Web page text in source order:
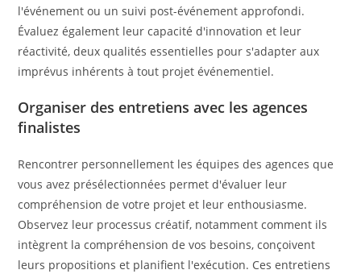
l'événement ou un suivi post-événement approfondi.
Évaluez également leur capacité d'innovation et leur
réactivité, deux qualités essentielles pour s'adapter aux
imprévus inhérents à tout projet événementiel.
Organiser des entretiens avec les agences
finalistes
Rencontrer personnellement les équipes des agences que
vous avez présélectionnées permet d'évaluer leur
compréhension de votre projet et leur enthousiasme.
Observez leur processus créatif, notamment comment ils
intègrent la compréhension de vos besoins, conçoivent
leurs propositions et planifient l'exécution. Ces entretiens